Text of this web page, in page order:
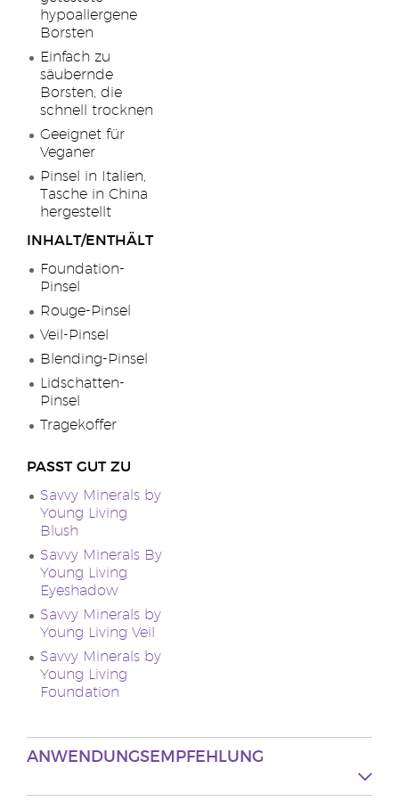
hypoallergene
Borsten
Einfach zu
säubernde
Borsten, die
schnell trocknen
Geeignet für
Veganer
Pinsel in Italien,
Tasche in China
hergestellt
INHALT/ENTHÄLT
Foundation-
Pinsel
Rouge-Pinsel
Veil-Pinsel
Blending-Pinsel
Lidschatten-
Pinsel
Tragekoffer
PASST GUT ZU
Savvy Minerals by
Young Living
Blush
Savvy Minerals By
Young Living
Eyeshadow
Savvy Minerals by
Young Living Veil
Savvy Minerals by
Young Living
Foundation
ANWENDUNGSEMPFEHLUNG